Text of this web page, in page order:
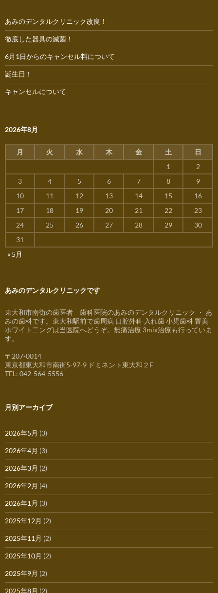
あみのデンタルクリニック改良！
徹底した器具の滅菌！
6月1日からのキャンセル料について
誕生日！
キャンセルについて
2026年8月
月 火 水 木 金 土
日
1
2
3
4 5 6 7 8
9
10
11 12 13 14 15
16
17
18 19 20 21 22
23
24
25 26 27 28 29
30
31
« 5月
あみのデンタルクリニックです
東大和市南街の歯医者 歯科医院のあみのデンタルクリニック ・ あ
みの歯科です。東大和駅前で歯周病 口腔外科 入れ歯 小児歯科 審美
ホワイト二ングは当医院へどうぞ。無痛治療 3mix治療も行っていま
す。
〒207-0014
東京都東大和市南街5-97-9 ドミネント東大和２F
TEL: 042-564-5556
月別アーカイブ
2026年5月 (3)
2026年4月 (3)
2026年3月 (2)
2026年2月 (4)
2026年1月 (3)
2025年12月 (2)
2025年11月 (2)
2025年10月 (2)
2025年9月 (2)
2025年8月 (2)